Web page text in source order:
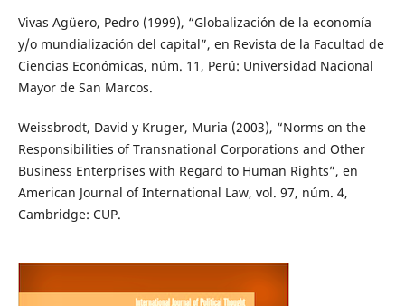
Vivas Agüero, Pedro (1999), “Globalización de la economía
y/o mundialización del capital”, en Revista de la Facultad de
Ciencias Económicas, núm. 11, Perú: Universidad Nacional
Mayor de San Marcos.
Weissbrodt, David y Kruger, Muria (2003), “Norms on the
Responsibilities of Transnational Corporations and Other
Business Enterprises with Regard to Human Rights”, en
American Journal of International Law, vol. 97, núm. 4,
Cambridge: CUP.